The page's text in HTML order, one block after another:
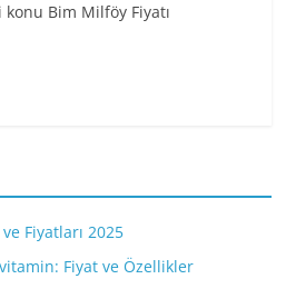
Bim Milföy Fiyatı
Fiyatları 2025
Fiyat ve Özellikler